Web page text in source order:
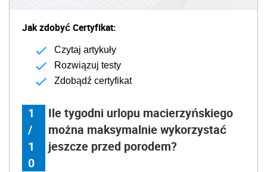
Jak zdobyć Certyfikat:
Czytaj artykuły
Rozwiązuj testy
Zdobądź certyfikat
1
/
1
0
Ile tygodni urlopu macierzyńskiego
można maksymalnie wykorzystać
jeszcze przed porodem?